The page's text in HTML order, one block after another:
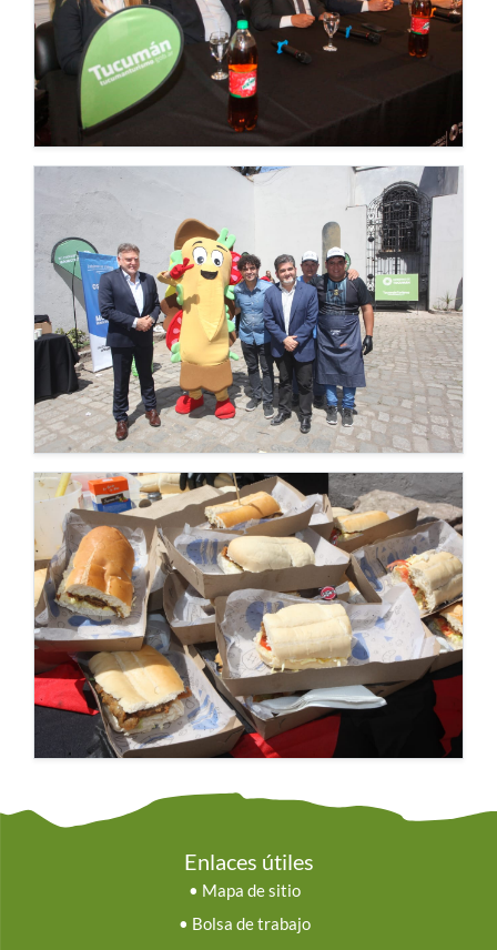
Enlaces útiles
• Mapa de sitio
• Bolsa de trabajo